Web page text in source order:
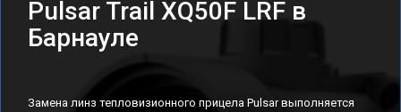
Pulsar Trail XQ50F LRF в
Барнауле
Замена линз тепловизионного прицела Pulsar выполняется